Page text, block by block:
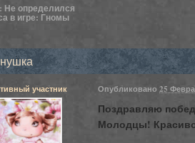
Не определился
в игре: Гномы
участник Опубликовано 25
Поздравляю
Молодцы!